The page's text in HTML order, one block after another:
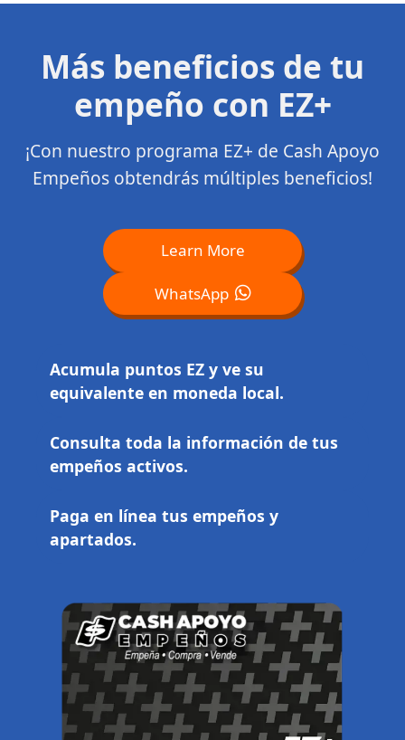
Más beneficios de tu
empeño con EZ+
¡Con nuestro programa EZ+ de Cash Apoyo
Empeños obtendrás múltiples beneficios!
Learn More
WhatsApp
Acumula puntos EZ y ve su
equivalente en moneda local.
Consulta toda la información de tus
empeños activos.
Paga en línea tus empeños y
apartados.